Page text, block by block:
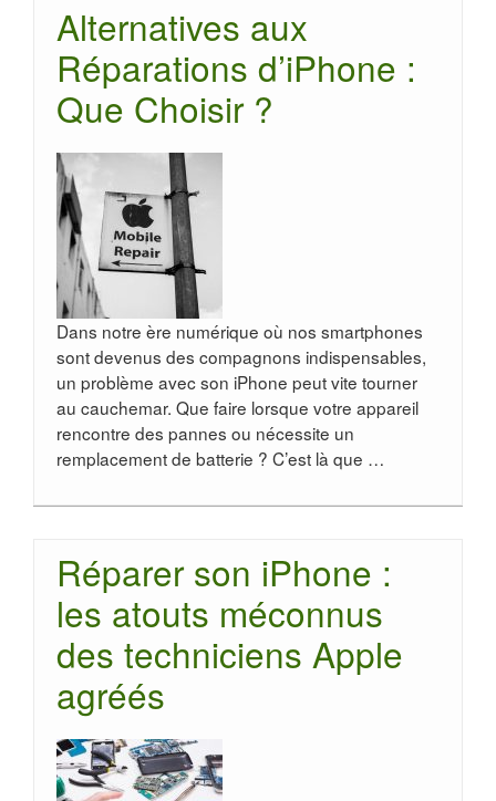
Alternatives aux
Réparations d’iPhone :
Que Choisir ?
Dans notre ère numérique où nos smartphones
sont devenus des compagnons indispensables,
un problème avec son iPhone peut vite tourner
au cauchemar. Que faire lorsque votre appareil
rencontre des pannes ou nécessite un
remplacement de batterie ? C’est là que …
Réparer son iPhone :
les atouts méconnus
des techniciens Apple
agréés